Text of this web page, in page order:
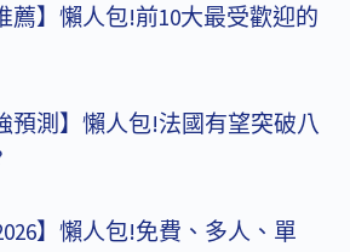
薦】懶人包!前10大最受歡迎的
預測】懶人包!法國有望突破八
】懶人包!免費、多人、單